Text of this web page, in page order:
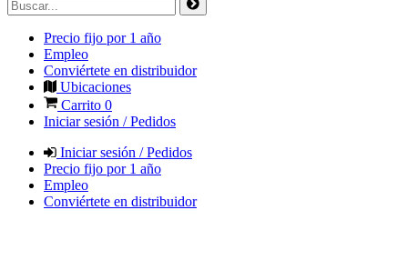
Precio fijo por 1 año
Empleo
Conviértete en distribuidor
Ubicaciones
Carrito 0
Iniciar sesión / Pedidos
Iniciar sesión / Pedidos
Precio fijo por 1 año
Empleo
Conviértete en distribuidor